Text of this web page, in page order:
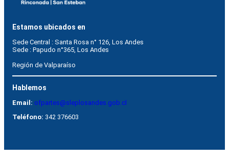
Estamos ubicados en
Sede Central : Santa Rosa n° 126, Los Andes
Sede : Papudo n°365, Los Andes
Región de Valparaíso
Hablemos
Email: ofpartes@sleplosandes.gob.cl
Teléfono: 342 376603